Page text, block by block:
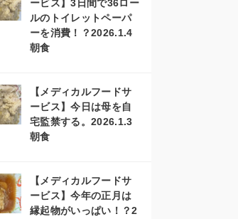
ービス】3日間で36ロー
ルのトイレットペーパ
ーを消費！？2026.1.4
朝食
【メディカルフードサ
ービス】今日は母を自
宅監禁する。2026.1.3
朝食
【メディカルフードサ
ービス】今年の正月は
縁起物がいっぱい！？2